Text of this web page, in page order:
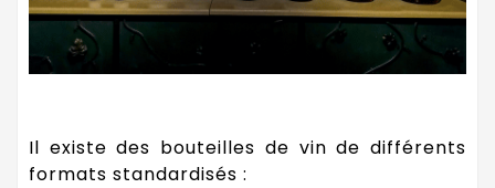
Il existe des bouteilles de vin de différents
formats standardisés :